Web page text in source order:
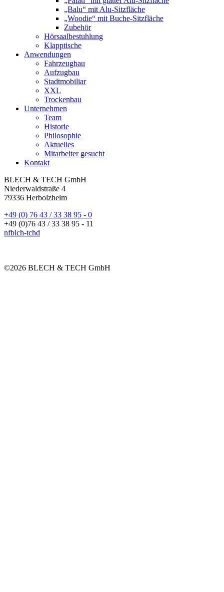
„Balu“ mit Alu-Sitzfläche
„Woodie“ mit Buche-Sitzfläche
Zubehör
Hörsaalbestuhlung
Klapptische
Anwendungen
Fahrzeugbau
Aufzugbau
Stadtmobiliar
XXL
Trockenbau
Unternehmen
Team
Historie
Philosophie
Aktuelles
Mitarbeiter gesucht
Kontakt
BLECH & TECH GmbH
Niederwaldstraße 4
79336 Herbolzheim
+49 (0) 76 43 / 33 38 95 - 0
+49 (0)76 43 / 33 38 95 - 11
nfblch-tchd
©2026 BLECH & TECH GmbH